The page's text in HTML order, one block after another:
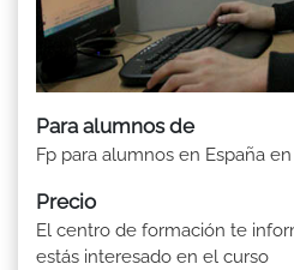
Para alumnos de
Fp para alumnos en España
Precio
El centro de formación te
estás interesado en el curso